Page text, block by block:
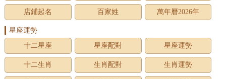
店鋪起名 百家姓 萬年曆2026年
星座運勢
十二星座
星座配對 星座運勢
十二生肖 生肖配對 生肖運勢